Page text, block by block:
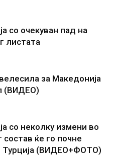
со очекуван пад на
листата
за Македонија
(ВИДЕО)
со неколку измени во
состав ќе го почне
Турција (ВИДЕО+ФОТО)